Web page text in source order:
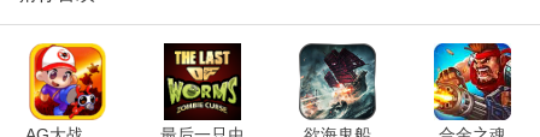
战手游，你可以体验到坦克射击的全新玩法!10秒钟上手，5分钟1
局，随时随地都可以爽一把!!BOSS战、大乱斗，娱乐休闲，乐趣亦
无穷!现在进入游戏，激情团战，随时开启!
坦克大战OL游戏特色